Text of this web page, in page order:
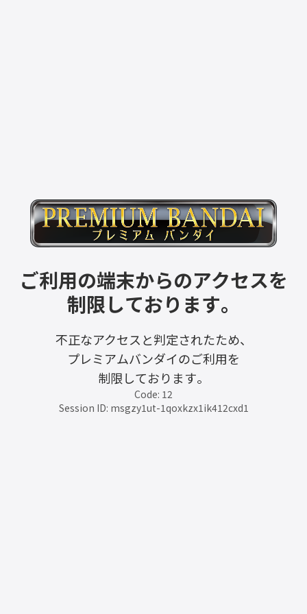
ご利用の端末からのアクセスを
制限しております。
不正なアクセスと判定されたため、
プレミアムバンダイのご利用を
制限しております。
Code: 12
Session ID: msgzy1ut-1qoxkzx1ik412cxd1